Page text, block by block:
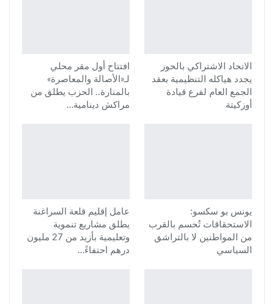
افتتاح أول مقر محلي
لـ«الأصالة والمعاصرة»
بالمنارة.. الحزب يطلق من
مراكش دينامية…
الاتحاد الاشتراكي بالحوز
يجدد هياكله التنظيمية بعقد
الجمع العام لفرع قيادة
أوزكيتة
عامل إقليم قلعة السراغنة
يطلق مشاريع تنموية
وتعليمية بأزيد من 27 مليون
درهم احتفاءً…
يونس بو سكسو:
الاستحقاقات تُحسم بالقرب
من المواطنين لا بالتراشق
السياسي